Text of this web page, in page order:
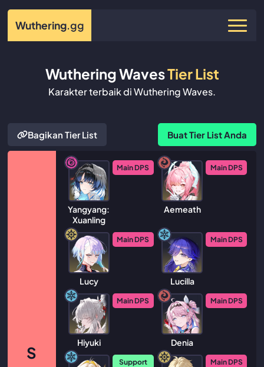
Wuthering.gg
Wuthering WavesTier List
Karakter terbaik di Wuthering Waves.
Bagikan Tier List Buat Tier List Anda
S
Yangyang:
Xuanling
Main DPS
Aemeath
Main DPS
Lucy
Main DPS
Lucilla
Main DPS
Hiyuki
Main DPS
Denia
Main DPS
Support Main DPS